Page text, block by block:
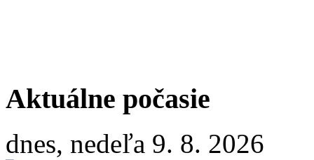
Aktuálne počasie
dnes, nedeľa 9. 8. 2026